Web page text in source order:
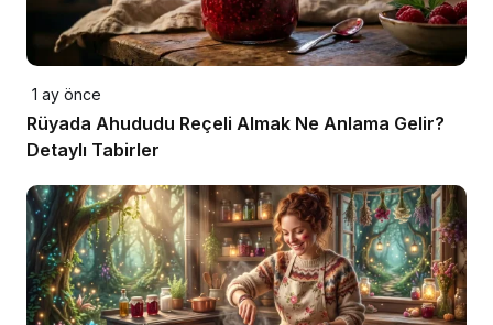
1 ay önce
Rüyada Ahududu Reçeli Almak Ne Anlama Gelir?
Detaylı Tabirler